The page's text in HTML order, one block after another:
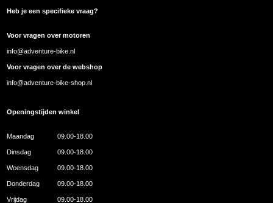
Heb je een specifieke vraag?
Voor vragen over motoren
info@adventure-bike.nl
Voor vragen over de webshop
info@adventure-bike-shop.nl
Openingstijden winkel
Maandag 09.00-18.00
Dinsdag 09.00-18.00
Woensdag 09.00-18.00
Donderdag 09.00-18.00
Vrijdag 09.00-18.00